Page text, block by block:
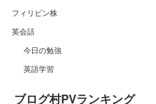
フィリピン株
英会話
今日の勉強
英語学習
ブログ村PVランキング